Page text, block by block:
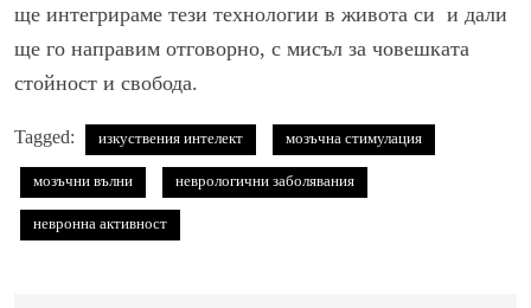
ще интегрираме тези технологии в живота си и дали
ще го направим отговорно, с мисъл за човешката
стойност и свобода.
Tagged: изкуствения интелект мозъчна стимулация
мозъчни вълни неврологични заболявания
невронна активност